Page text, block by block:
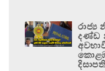
රාජ්‍ය
දණ්ඩ
දිසාපති